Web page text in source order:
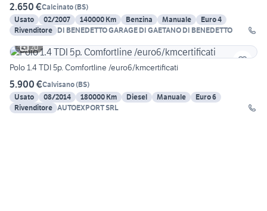
2.650 €Calcinato(BS)
Usato
02/2007 140000 Km Benzina Manuale
Euro 4
Rivenditore DI BENEDETTO GARAGE DI GAETANO DI BENEDETTO
20
Polo 1.4 TDI 5p. Comfortline /euro6/kmcertificati
5.900 €Calvisano(BS)
Usato
08/2014 180000 Km Diesel Manuale
Euro 6
Rivenditore AUTOEXPORT SRL